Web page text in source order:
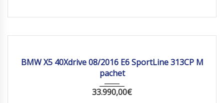
BMW X5 40Xdrive 08/2016 E6 SportLine 313CP M
pachet
33.990,00€